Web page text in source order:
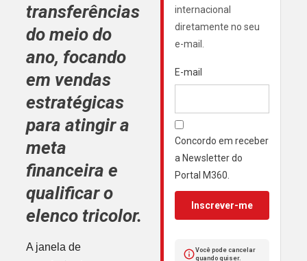
transferências
do meio do
ano, focando
em vendas
estratégicas
para atingir a
meta
financeira e
qualificar o
elenco tricolor.
A janela de
internacional
diretamente no seu
e-mail.
E-mail
Concordo em receber
a Newsletter do
Portal M360.
Inscrever-me
Você pode cancelar
quando quiser.